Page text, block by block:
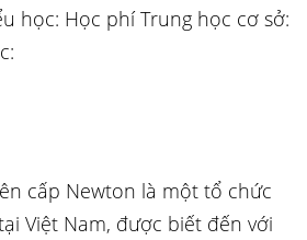
học: Học phí Trung học cơ sở:
cấp Newton là một tổ chức
Việt Nam, được biết đến với